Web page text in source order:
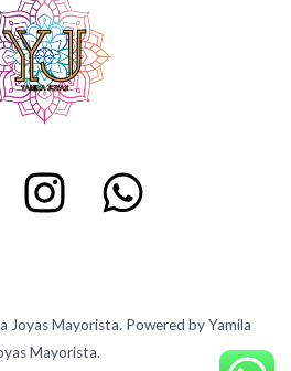
Mayorista. Powered by Yamila
Mayorista.